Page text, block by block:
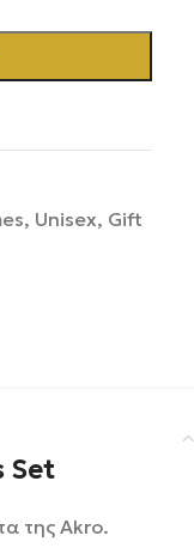
, Unisex, Gift
Set
της Akro.